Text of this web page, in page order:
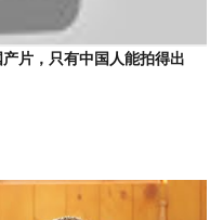
片，只有中国人能拍得出